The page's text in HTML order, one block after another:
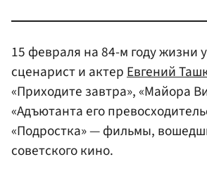
15 февраля на 84-м году жизни
сценарист и актер Евгений
«Приходите завтра», «Майора
«Адъютанта его
«Подростка» — фильмы,
советского кино.